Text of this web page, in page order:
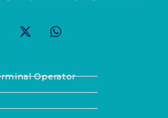
Operator